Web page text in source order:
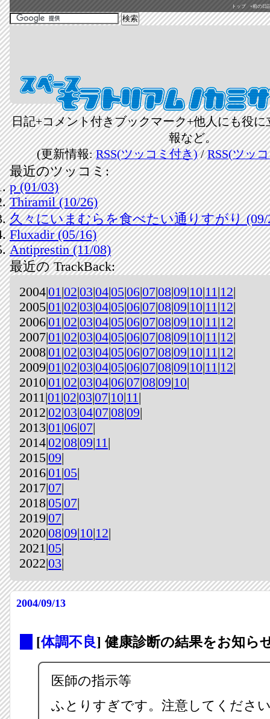
トップ «前の日
日記+コメント付きブックマーク+他人にも役
報など。
(更新情報:RSS(ツッコミ付き)/RSS(ツッ
最近のツッコミ:
p (01/03)
Thiramil (10/26)
久々にいまむらを食べたい通りすがり (09/
Fluxadir (05/16)
Antiprestin (11/08)
最近の TrackBack:
2004|01|02|03|04|05|06|07|08|09|10|11|12|
2005|01|02|03|04|05|06|07|08|09|10|11|12|
2006|01|02|03|04|05|06|07|08|09|10|11|12|
2007|01|02|03|04|05|06|07|08|09|10|11|12|
2008|01|02|03|04|05|06|07|08|09|10|11|12|
2009|01|02|03|04|05|06|07|08|09|10|11|12|
2010|01|02|03|04|06|07|08|09|10|
2011|01|02|03|07|10|11|
2012|02|03|04|07|08|09|
2013|01|06|07|
2014|02|08|09|11|
2015|09|
2016|01|05|
2017|07|
2018|05|07|
2019|07|
2020|08|09|10|12|
2021|05|
2022|03|
2004/09/13
[体調不良] 健康診断の結果をお知ら
医師の指示等
ふとりすぎです。注意してくださ